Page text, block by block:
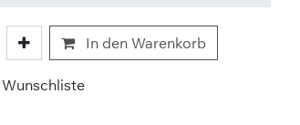
In den Warenkorb